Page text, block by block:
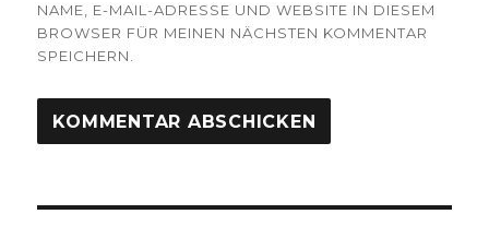
NAME, E-MAIL-ADRESSE UND WEBSITE IN DIESEM
BROWSER FÜR MEINEN NÄCHSTEN KOMMENTAR
SPEICHERN.